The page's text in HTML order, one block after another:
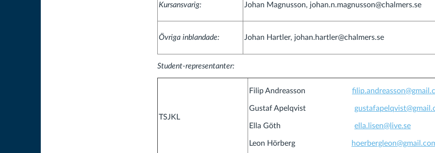
Kursansvarig: Johan Magnusson, johan.n.magnusson@chalmers.se
Övriga inblandade: Johan Hartler, johan.hartler@chalmers.se
Student-representanter:
TSJKL
Filip Andreasson
Gustaf Apelqvist
Ella Göth ella.lisen@live.se
Leon Hörberg